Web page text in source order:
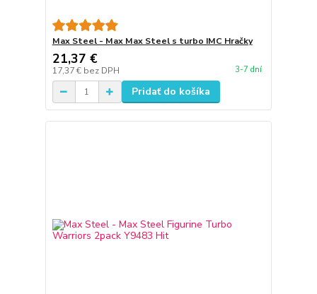
Max Steel - Max Max Steel s turbo IMC Hračky
21,37 €
17,37 € bez DPH 3-7 dní
Pridať do košíka